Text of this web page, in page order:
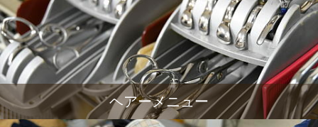
ヘアーメニュー